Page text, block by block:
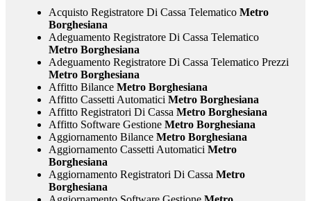
Acquisto Registratore Di Cassa TelematicoMetro
Borghesiana
Adeguamento Registratore Di Cassa Telematico
Metro Borghesiana
Adeguamento Registratore Di Cassa Telematico Prezzi
Metro Borghesiana
Affitto BilanceMetro Borghesiana
Affitto Cassetti Automatici Metro Borghesiana
Affitto Registratori Di Cassa Metro Borghesiana
Affitto Software GestioneMetro Borghesiana
Aggiornamento BilanceMetro Borghesiana
Aggiornamento Cassetti Automatici Metro
Borghesiana
Aggiornamento Registratori Di Cassa Metro
Borghesiana